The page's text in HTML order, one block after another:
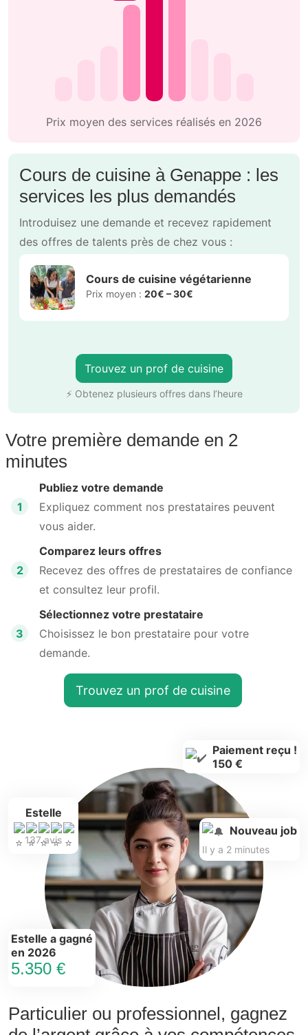
Prix moyen des services réalisés en 2026
Cours de cuisine à Genappe : les
services les plus demandés
Introduisez une demande et recevez rapidement
des offres de talents près de chez vous :
Cours de cuisine végétarienne
Prix moyen : 20€ – 30€
Trouvez un prof de cuisine
⚡ Obtenez plusieurs offres dans l’heure
Votre première demande en 2
minutes
1
Publiez votre demande
Expliquez comment nos prestataires peuvent
vous aider.
2
Comparez leurs offres
Recevez des offres de prestataires de confiance
et consultez leur profil.
3
Sélectionnez votre prestataire
Choisissez le bon prestataire pour votre
demande.
Trouvez un prof de cuisine
Particulier ou professionnel, gagnez
Estelle
137 avis
Estelle a gagné
en 2026
5.350 €
Paiement reçu !
150 €
Nouveau job
Il y a 2 minutes